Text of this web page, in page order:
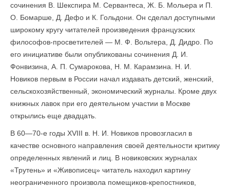
сочинения В. Шекспира М. Сервантеса, Ж. Б. Мольера и П.
О. Бомарше, Д. Дефо и К. Гольдони. Он сделал доступными
широкому кругу читателей произведения французских
философов-просветителей — М. Ф. Вольтера, Д. Дидро. По
его инициативе были опубликованы сочинения Д. И.
Фонвизина, А. П. Сумарокова, Н. М. Карамзина. Н. И.
Новиков первым в России начал издавать детский, женский,
сельскохозяйственный, экономический журналы. Кроме двух
книжных лавок при его деятельном участии в Москве
открылись еще двадцать.
В 60—70-е годы XVIII в. Н. И. Новиков провозгласил в
качестве основного направления своей деятельности критику
определенных явлений и лиц. В новиковских журналах
«Трутень» и «Живописец» читатель находил картину
неограниченного произвола помещиков-крепостников,